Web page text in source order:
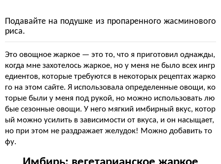
Подавайте на подушке из пропаренного жасминового
риса.
Это овощное жаркое — это то, что я приготовил однажды,
когда мне захотелось жаркое, но у меня не было всех ингр
едиентов, которые требуются в некоторых рецептах жарко
го на этом сайте. Я использовала определенные овощи, ко
торые были у меня под рукой, но можно использовать лю
бые сезонные овощи. У него мягкий имбирный вкус, котор
ый можно усилить в зависимости от вкуса, и он насыщает,
но при этом не раздражает желудок! Можно добавить то
фу.